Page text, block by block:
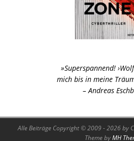
»Superspannend!
mich bis in meine
– Andreas
Alle Beiträge Copyright © 2009 - 2026 by
Theme byMH